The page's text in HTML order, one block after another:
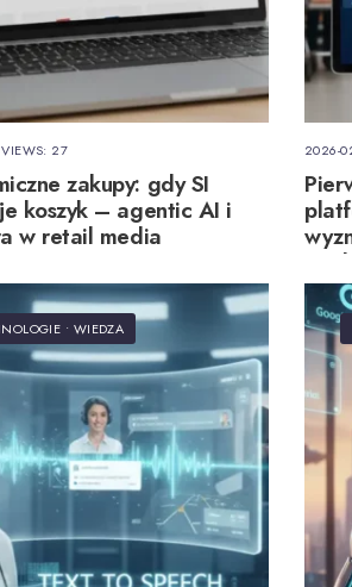
VIEWS: 27
zakupy: gdy SI
koszyk – agentic AI i
w retail media
2026-
media
• WIEDZA